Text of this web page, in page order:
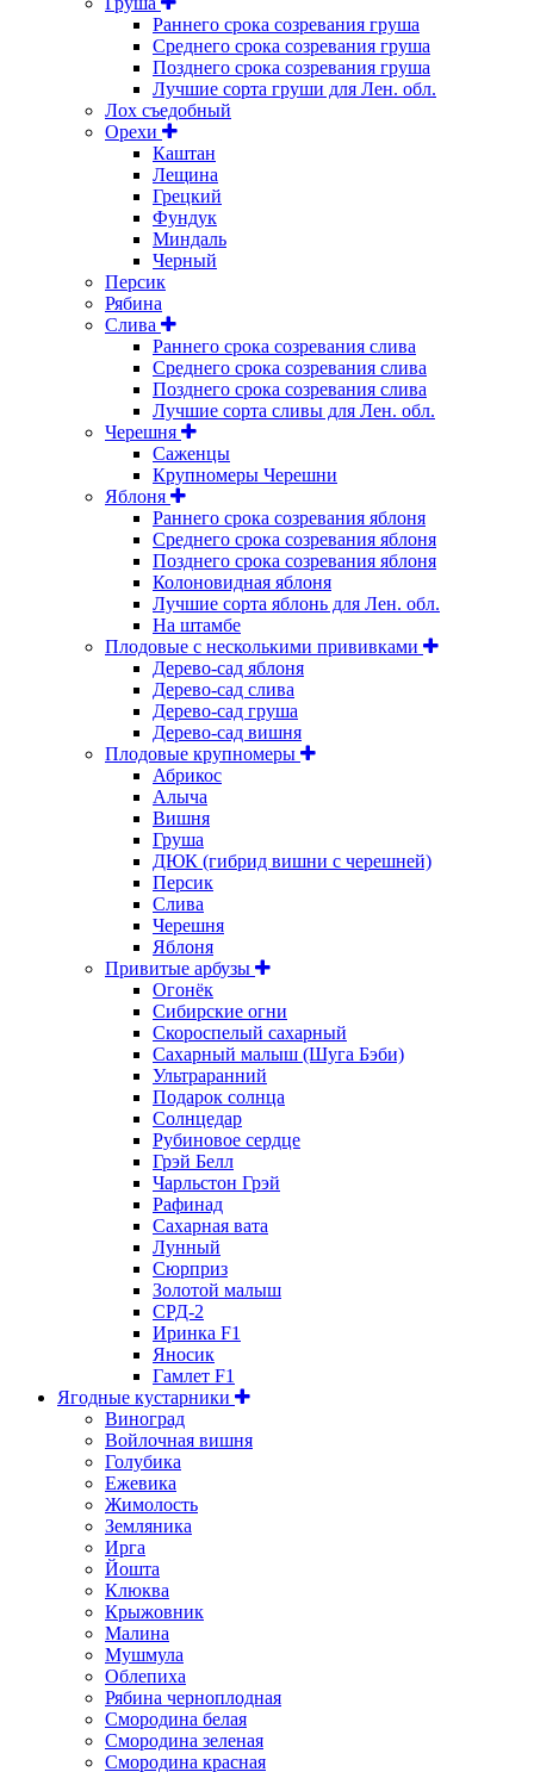
Раннего срока созревания груша
Среднего срока созревания груша
Позднего срока созревания груша
Лучшие сорта груши для Лен. обл.
Лох съедобный
Орехи
Каштан
Лещина
Грецкий
Фундук
Миндаль
Черный
Персик
Рябина
Слива
Раннего срока созревания слива
Среднего срока созревания слива
Позднего срока созревания слива
Лучшие сорта сливы для Лен. обл.
Черешня
Саженцы
Крупномеры Черешни
Яблоня
Раннего срока созревания яблоня
Среднего срока созревания яблоня
Позднего срока созревания яблоня
Колоновидная яблоня
Лучшие сорта яблонь для Лен. обл.
На штамбе
Плодовые с несколькими прививками
Дерево-сад яблоня
Дерево-сад слива
Дерево-сад груша
Дерево-сад вишня
Плодовые крупномеры
Абрикос
Алыча
Вишня
Груша
ДЮК (гибрид вишни с черешней)
Персик
Слива
Черешня
Яблоня
Привитые арбузы
Огонёк
Сибирские огни
Скороспелый сахарный
Сахарный малыш (Шуга Бэби)
Ультраранний
Подарок солнца
Солнцедар
Рубиновое сердце
Грэй Белл
Чарльстон Грэй
Рафинад
Сахарная вата
Лунный
Сюрприз
Золотой малыш
СРД-2
Иринка F1
Яносик
Гамлет F1
Ягодные кустарники
Виноград
Войлочная вишня
Голубика
Ежевика
Жимолость
Земляника
Ирга
Йошта
Клюква
Крыжовник
Малина
Мушмула
Облепиха
Рябина черноплодная
Смородина белая
Смородина зеленая
Смородина красная